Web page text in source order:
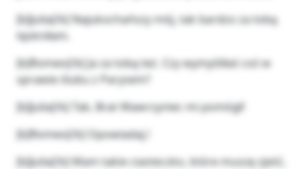
[b]Julia[/b] Najukochańszy mój, tak bardzo za tobą
tęskniłam.
[b]Romeo[/b] Ja za tobą też. Czy wymyśliłaś coś w
sprawie ślubu z Parysem?
[b]Julia[/b] Tak, Brat Wawrzyniec mi pomógł!
[b]Romeo[/b] Opowiadaj.!
[b]Julia[/b] Mam takie ciasteczko, które muszę zjeść,